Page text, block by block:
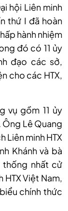
hội Liên minh
thứ I đã hoàn
hành nhiệm
đó có 11 ủy
đạo các sở,
cho các HTX,
vụ gồm 11 ủy
Ông Lê Quang
Liên minh HTX
Khánh và bà
thống nhất cử
HTX Việt Nam,
chính thức